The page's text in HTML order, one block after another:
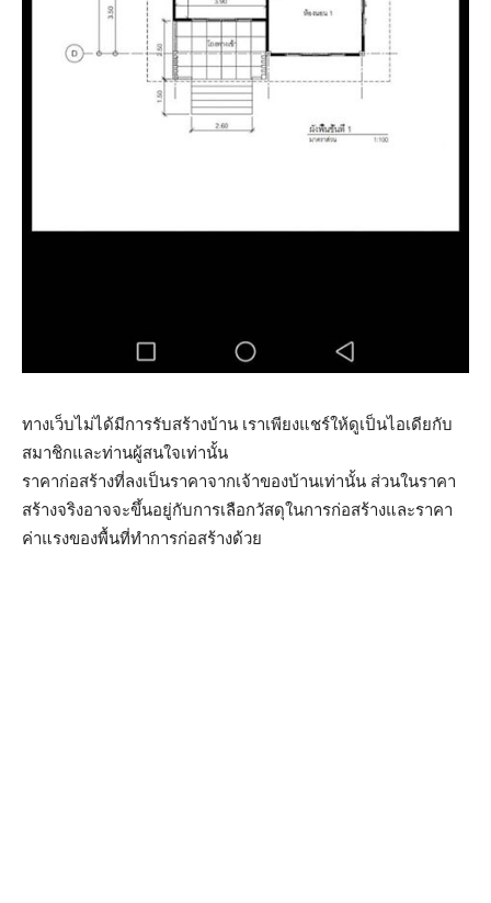
ทางเว็บไม่ได้มีการรับสร้างบ้าน เราเพียงแชร์ให้ดูเป็นไอเดียกับ
สมาชิกและท่านผู้สนใจเท่านั้น
ราคาก่อสร้างที่ลงเป็นราคาจากเจ้าของบ้านเท่านั้น ส่วนในราคา
สร้างจริงอาจจะขึ้นอยู่กับการเลือกวัสดุในการก่อสร้างและราคา
ค่าแรงของพื้นที่ทำการก่อสร้างด้วย